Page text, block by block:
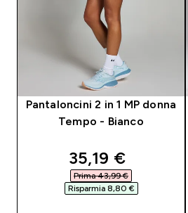
Pantaloncini 2 in 1 MP donna
Tempo - Bianco
discounted price
35,19 €‎
Prima 43,99 €‎
Risparmia 8,80 €‎